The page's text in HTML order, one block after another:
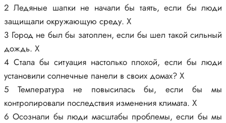
2 Ледяные шапки не начали бы таять, если бы люди
защищали окружающую среду. X
3 Город не был бы затоплен, если бы шел такой сильный
дождь. X
4 Стала бы ситуация настолько плохой, если бы люди
установили солнечные панели в своих домах? X
5 Температура не повысилась бы, если бы мы
контролировали последствия изменения климата. X
6 Осознали бы люди масштабы проблемы, если бы мы